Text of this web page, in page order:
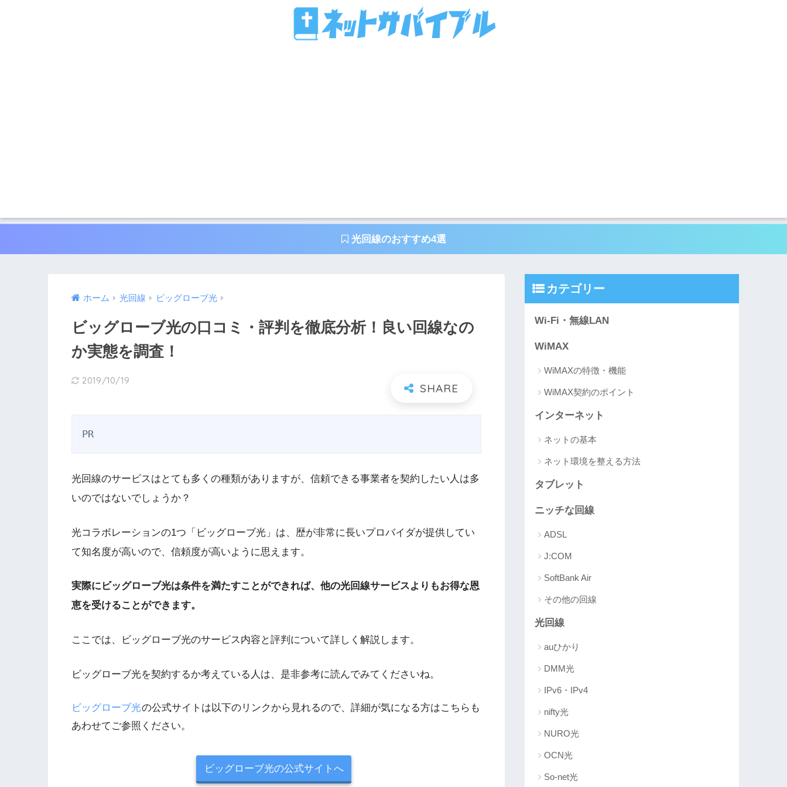
光回線のおすすめ4選
ホーム 光回線 ビッグローブ光
ビッグローブ光の口コミ・評判を徹底分析！良い回線なの
か実態を調査！
2019/10/19
PR
光回線のサービスはとても多くの種類がありますが、信頼できる事業者を契約したい人は多
いのではないでしょうか？
光コラボレーションの1つ「ビッグローブ光」は、歴が非常に長いプロバイダが提供してい
て知名度が高いので、信頼度が高いように思えます。
実際にビッグローブ光は条件を満たすことができれば、他の光回線サービスよりもお得な恩
恵を受けることができます。
ここでは、ビッグローブ光のサービス内容と評判について詳しく解説します。
ビッグローブ光を契約するか考えている人は、是非参考に読んでみてくださいね。
ビッグローブ光の公式サイトは以下のリンクから見れるので、詳細が気になる方はこちらも
あわせてご参照ください。
ビッグローブ光の公式サイトへ
カテゴリー
Wi-Fi・無線LAN
WiMAX
WiMAXの特徴・機能
WiMAX契約のポイント
インターネット
ネットの基本
ネット環境を整える方法
タブレット
ニッチな回線
ADSL
J:COM
SoftBank Air
その他の回線
光回線
auひかり
DMM光
IPv6・IPv4
nifty光
NURO光
OCN光
So-net光